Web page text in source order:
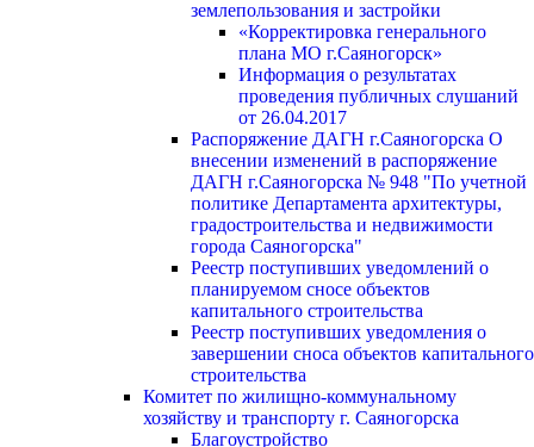
землепользования и застройки
«Корректировка генерального
плана МО г.Саяногорск»
Информация о результатах
проведения публичных слушаний
от 26.04.2017
Распоряжение ДАГН г.Саяногорска О
внесении изменений в распоряжение
ДАГН г.Саяногорска № 948 "По учетной
политике Департамента архитектуры,
градостроительства и недвижимости
города Саяногорска"
Реестр поступивших уведомлений о
планируемом сносе объектов
капитального строительства
Реестр поступивших уведомления о
завершении сноса объектов капитального
строительства
Комитет по жилищно-коммунальному
хозяйству и транспорту г. Саяногорска
Благоустройство